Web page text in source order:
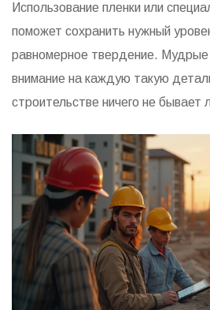
Использование пленки или
поможет сохранить нужный
равномерное твердение.
внимание на каждую такую
строительстве ничего не